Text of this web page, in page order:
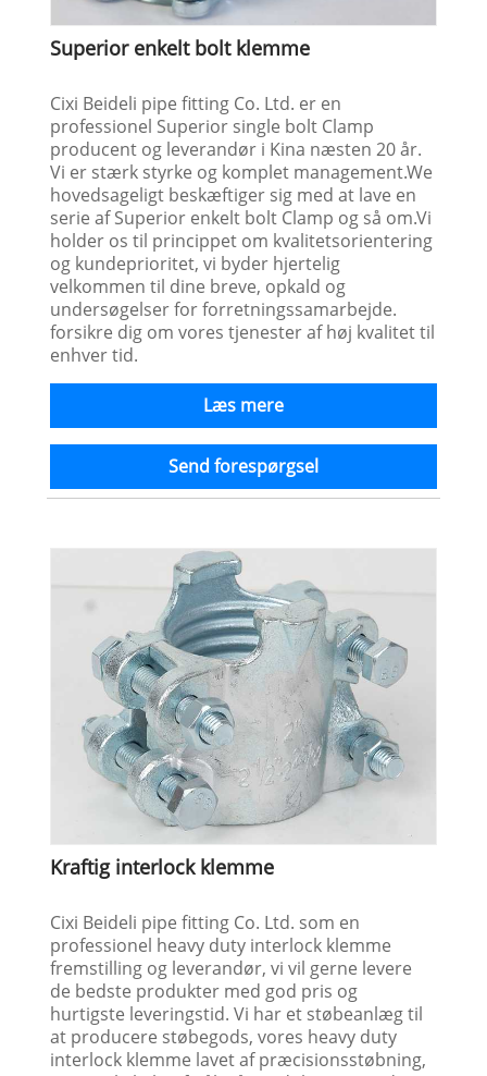
Superior enkelt bolt klemme
Cixi Beideli pipe fitting Co. Ltd. er en
professionel Superior single bolt Clamp
producent og leverandør i Kina næsten 20 år.
Vi er stærk styrke og komplet management.We
hovedsageligt beskæftiger sig med at lave en
serie af Superior enkelt bolt Clamp og så om.Vi
holder os til princippet om kvalitetsorientering
og kundeprioritet, vi byder hjertelig
velkommen til dine breve, opkald og
undersøgelser for forretningssamarbejde.
forsikre dig om vores tjenester af høj kvalitet til
enhver tid.
Læs mere
Send forespørgsel
Kraftig interlock klemme
Cixi Beideli pipe fitting Co. Ltd. som en
professionel heavy duty interlock klemme
fremstilling og leverandør, vi vil gerne levere
de bedste produkter med god pris og
hurtigste leveringstid. Vi har et støbeanlæg til
at producere støbegods, vores heavy duty
interlock klemme lavet af præcisionsstøbning,